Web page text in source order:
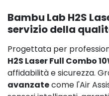
Bambu Lab H2S
servizio della
Progettata per
H2S Laser Full Combo
affidabilità e sicurezza.
avanzatecome l'Air